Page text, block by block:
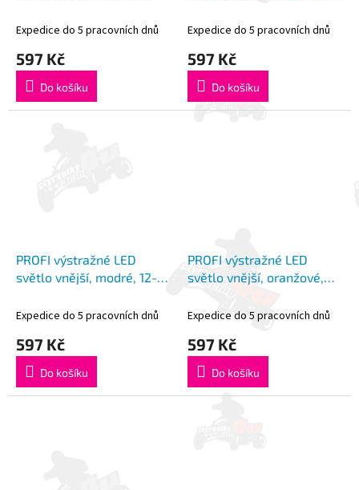
Expedice do 5 pracovních dnů
597 Kč
Do košíku
Expedice do 5 pracovních dnů
597 Kč
Do košíku
PROFI výstražné LED
světlo vnější, modré, 12-
Expedice do 5 pracovních dnů
597 Kč
Do košíku
PROFI výstražné LED
světlo vnější, oranžové,
Expedice do 5 pracovních dnů
597 Kč
Do košíku